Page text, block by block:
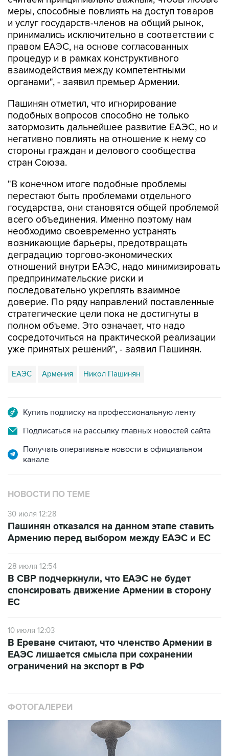
меры, способные повлиять на доступ товаров
и услуг государств-членов на общий рынок,
принимались исключительно в соответствии с
правом ЕАЭС, на основе согласованных
процедур и в рамках конструктивного
взаимодействия между компетентными
органами", - заявил премьер Армении.
Пашинян отметил, что игнорирование
подобных вопросов способно не только
затормозить дальнейшее развитие ЕАЭС, но и
негативно повлиять на отношение к нему со
стороны граждан и делового сообщества
стран Союза.
"В конечном итоге подобные проблемы
перестают быть проблемами отдельного
государства, они становятся общей проблемой
всего объединения. Именно поэтому нам
необходимо своевременно устранять
возникающие барьеры, предотвращать
деградацию торгово-экономических
отношений внутри ЕАЭС, надо минимизировать
предпринимательские риски и
последовательно укреплять взаимное
доверие. По ряду направлений поставленные
стратегические цели пока не достигнуты в
полном объеме. Это означает, что надо
сосредоточиться на практической реализации
уже принятых решений", - заявил Пашинян.
ЕАЭС Армения Никол Пашинян
Купить подписку на профессиональную ленту
Подписаться на рассылку главных новостей сайта
Получать оперативные новости в официальном
канале
НОВОСТИ ПО ТЕМЕ
30 июля 12:28
Пашинян отказался на данном этапе ставить
Армению перед выбором между ЕАЭС и ЕС
28 июля 12:54
В СВР подчеркнули, что ЕАЭС не будет
спонсировать движение Армении в сторону
ЕС
10 июля 12:03
В Ереване считают, что членство Армении в
ЕАЭС лишается смысла при сохранении
ограничений на экспорт в РФ
ФОТОГАЛЕРЕИ